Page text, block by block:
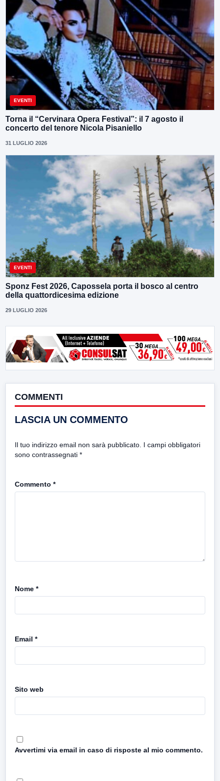
EVENTI
Torna il “Cervinara Opera Festival”: il 7 agosto il
concerto del tenore Nicola Pisaniello
31 LUGLIO 2026
EVENTI
Sponz Fest 2026, Capossela porta il bosco al centro
della quattordicesima edizione
29 LUGLIO 2026
COMMENTI
LASCIA UN COMMENTO
Il tuo indirizzo email non sarà pubblicato. I campi obbligatori
sono contrassegnati *
Commento *
Nome *
Email *
Sito web
Avvertimi via email in caso di risposte al mio commento.